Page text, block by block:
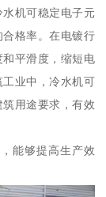
机可稳定电子元
格率。在电镀行
平滑度，缩短电
业中，冷水机可
用途要求，有效
能够提高生产效